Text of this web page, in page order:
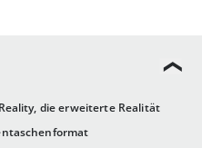
die erweiterte Realität